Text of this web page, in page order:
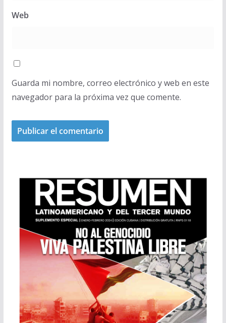
Web
Guarda mi nombre, correo electrónico y web en este
navegador para la próxima vez que comente.